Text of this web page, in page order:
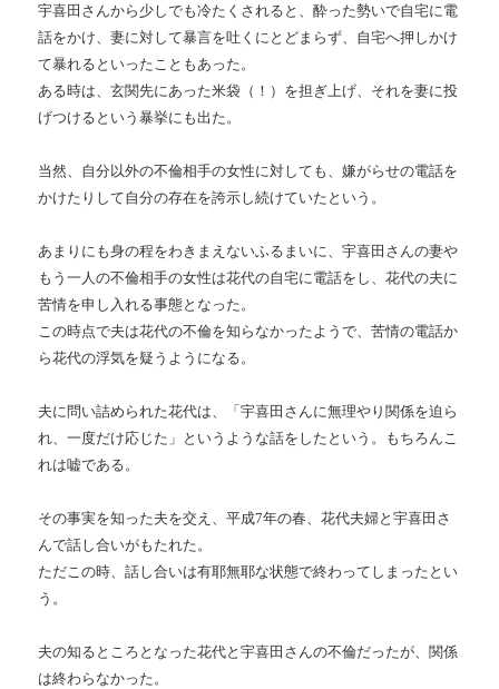
宇喜田さんから少しでも冷たくされると、酔った勢いで自宅に電
話をかけ、妻に対して暴言を吐くにとどまらず、自宅へ押しかけ
て暴れるといったこともあった。
ある時は、玄関先にあった米袋（！）を担ぎ上げ、それを妻に投
げつけるという暴挙にも出た。
当然、自分以外の不倫相手の女性に対しても、嫌がらせの電話を
かけたりして自分の存在を誇示し続けていたという。
あまりにも身の程をわきまえないふるまいに、宇喜田さんの妻や
もう一人の不倫相手の女性は花代の自宅に電話をし、花代の夫に
苦情を申し入れる事態となった。
この時点で夫は花代の不倫を知らなかったようで、苦情の電話か
ら花代の浮気を疑うようになる。
夫に問い詰められた花代は、「宇喜田さんに無理やり関係を迫ら
れ、一度だけ応じた」というような話をしたという。もちろんこ
れは嘘である。
その事実を知った夫を交え、平成7年の春、花代夫婦と宇喜田さ
んで話し合いがもたれた。
ただこの時、話し合いは有耶無耶な状態で終わってしまったとい
う。
夫の知るところとなった花代と宇喜田さんの不倫だったが、関係
は終わらなかった。